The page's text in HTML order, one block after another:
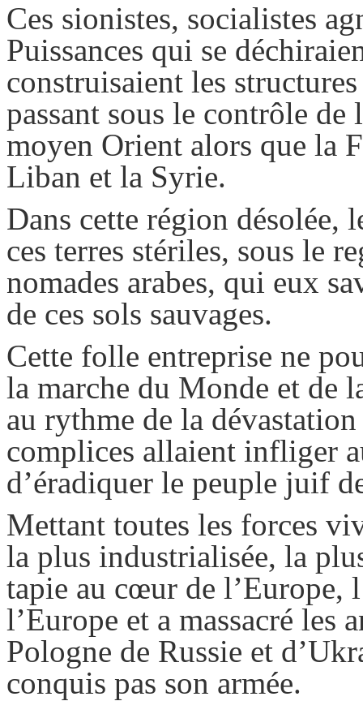
Ces sionistes, socialistes
Puissances qui se
construisaient les
passant sous le contrôle
moyen Orient alors que la
Liban et la Syrie.
Dans cette région désolée,
ces terres stériles, sous le
nomades arabes, qui eux
de ces sols sauvages.
Cette folle entreprise ne
la marche du Monde et de
au rythme de la
complices allaient infliger
d’éradiquer le peuple juif
Mettant toutes les forces
la plus industrialisée, la
tapie au cœur de l’Europe,
l’Europe et a massacré les
Pologne de Russie et
conquis pas son armée.